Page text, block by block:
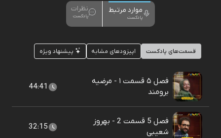
موارد مرتبط
پادکست
نظرات
پادکست
قسمت‌های پادکست اپیزودهای مشابه پیشنهاد ویژه
فصل ۵ قسمت ۱ - مرضیه
برومند
44:41
فصل 5 قسمت 2 - بهروز
شعیبی
32:15